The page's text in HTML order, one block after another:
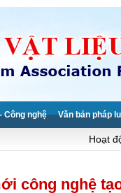
Công nghệ Văn bản pháp
Hoạt
công nghệ